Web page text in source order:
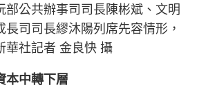
部公共辦事司司長陳彬斌、文明
長司司長繆沐陽列席先容情形，
華社記者 金良快 攝
本中轉下層